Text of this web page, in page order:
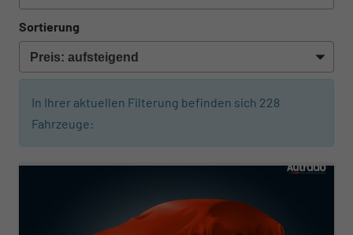
Sortierung
In Ihrer aktuellen Filterung befinden sich 228
Fahrzeuge:
ab 280,– € mtl.